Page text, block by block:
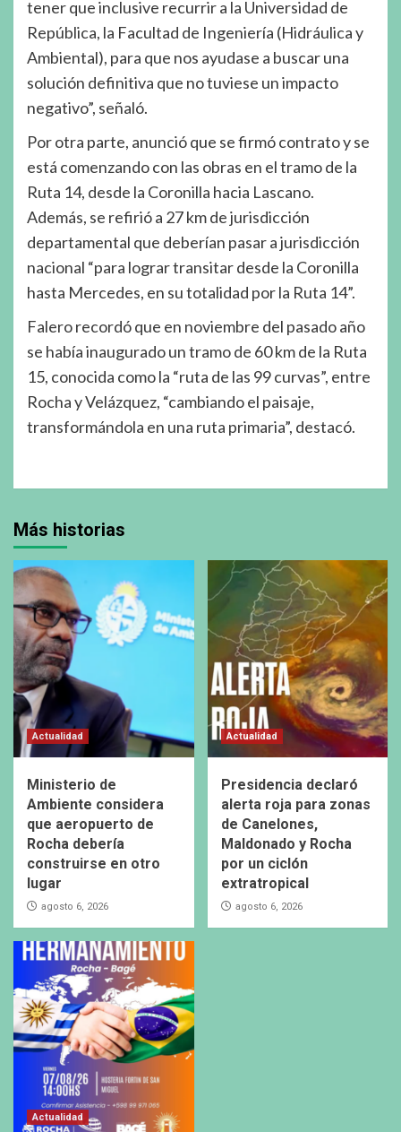
tener que inclusive recurrir a la Universidad de
República, la Facultad de Ingeniería (Hidráulica y
Ambiental), para que nos ayudase a buscar una
solución definitiva que no tuviese un impacto
negativo”, señaló.
Por otra parte, anunció que se firmó contrato y se
está comenzando con las obras en el tramo de la
Ruta 14, desde la Coronilla hacia Lascano.
Además, se refirió a 27 km de jurisdicción
departamental que deberían pasar a jurisdicción
nacional “para lograr transitar desde la Coronilla
hasta Mercedes, en su totalidad por la Ruta 14”.
Falero recordó que en noviembre del pasado año
se había inaugurado un tramo de 60 km de la Ruta
15, conocida como la “ruta de las 99 curvas”, entre
Rocha y Velázquez, “cambiando el paisaje,
transformándola en una ruta primaria”, destacó.
Más historias
Actualidad
Ministerio de
Ambiente considera
que aeropuerto de
Rocha debería
construirse en otro
lugar
agosto 6, 2026
Actualidad
Presidencia declaró
alerta roja para zonas
de Canelones,
Maldonado y Rocha
por un ciclón
extratropical
agosto 6, 2026
Actualidad